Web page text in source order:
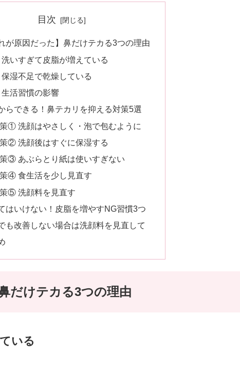
目次
れが原因だった】鼻だけテカる3つの理由
いすぎて皮脂が増えている
湿不足で乾燥している
活習慣の影響
らできる！鼻テカリを抑える対策5選
① 洗顔はやさしく・泡で包むように
② 洗顔後はすぐに保湿する
③ あぶらとり紙は使いすぎない
④ 食生活を少し見直す
⑤ 洗顔料を見直す
はいけない！皮脂を増やすNG習慣3つ
も改善しない場合は洗顔料を見直して
だけテカる3つの理由
いる